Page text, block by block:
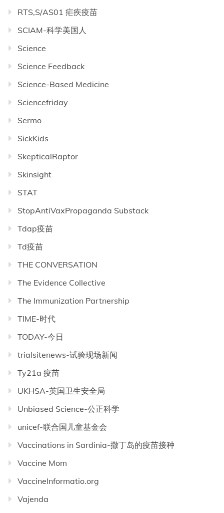
RTS,S/AS01 疟疾疫苗
SCIAM-科学美国人
Science
Science Feedback
Science-Based Medicine
Sciencefriday
Sermo
SickKids
SkepticalRaptor
Skinsight
STAT
StopAntiVaxPropaganda Substack
Tdap疫苗
Td疫苗
THE CONVERSATION
The Evidence Collective
The Immunization Partnership
TIME-时代
TODAY-今日
trialsitenews-试验现场新闻
Ty21a 疫苗
UKHSA-英国卫生安全局
Unbiased Science-公正科学
unicef-联合国儿童基金会
Vaccinations in Sardinia-撒丁岛的疫苗接种
Vaccine Mom
VaccineInformatio.org
Vajenda